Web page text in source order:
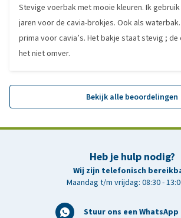
Stevige voerbak met mooie kleuren. Ik
jaren voor de cavia-brokjes. Ook als
prima voor cavia’s. Het bakje staat stevig ; de
het niet omver.
Bekijk alle beoordelingen
Heb je hulp nodig?
Wij zijn telefonisch
Maandag t/m vrijdag: 08:30 -
Stuur ons een